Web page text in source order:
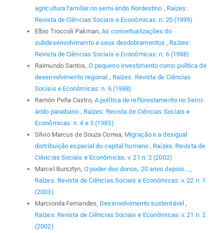
agricultura familiar no semi-árido Nordestino , Raízes:
Revista de Ciências Sociais e Econômicas: n. 20 (1999)
Elbio Troccoli Pakman,As conceitualizações do
subdesenvolvimento e seus desdobramentos , Raízes:
Revista de Ciências Sociais e Econômicas: n. 6 (1988)
Raimundo Santos, O pequeno investimento como política de
desenvolvimento regional , Raízes: Revista de Ciências
Sociais e Econômicas: n. 6 (1988)
Ramón Peña Castro, A política de reflorestamento no Semi-
árido paraibano , Raízes: Revista de Ciências Sociais e
Econômicas: n. 4 e 5 (1985)
Sílvio Marcus de Souza Correa, Migração e a desigual
distribuição espacial do capital humano , Raízes: Revista de
Ciências Sociais e Econômicas: v. 21 n. 2 (2002)
Marcel Bursztyn, O poder dos donos, 20 anos depois... ,
Raízes: Revista de Ciências Sociais e Econômicas: v. 22 n. 1
(2003)
Marcionila Fernandes, Desenvolvimento sustentável ,
Raízes: Revista de Ciências Sociais e Econômicas: v. 21 n. 2
(2002)